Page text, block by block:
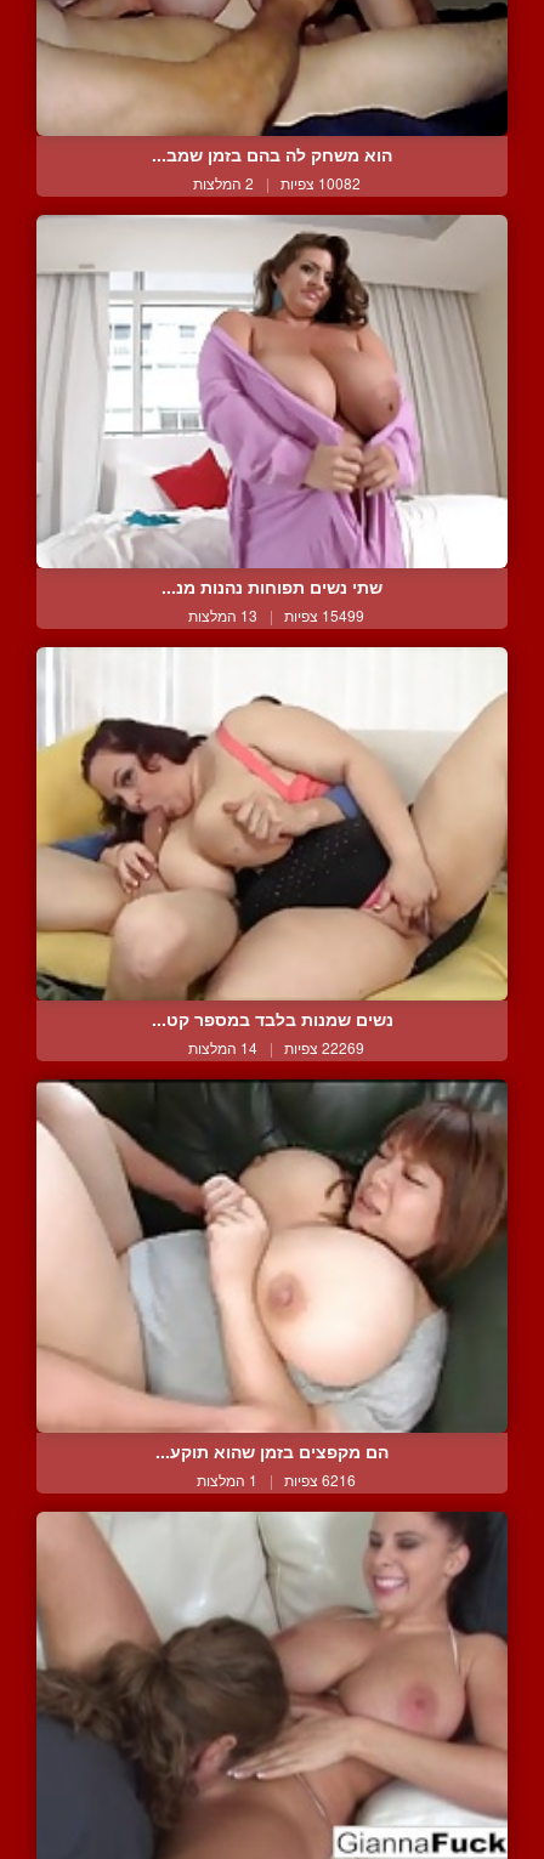
הוא משחק לה בהם בזמן שמב...
10082 צפיות | 2 המלצות
שתי נשים תפוחות נהנות מנ...
15499 צפיות | 13 המלצות
נשים שמנות בלבד במספר קט...
22269 צפיות | 14 המלצות
הם מקפצים בזמן שהוא תוקע...
6216 צפיות | 1 המלצות